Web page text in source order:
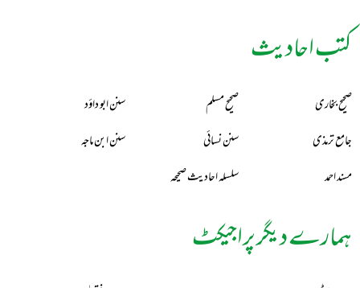
کتب احادیث
صحیح بخاری صحیح مسلم
سنن ابو داؤد
جامع ترمذی
سنن نسائی
سنن ابن ماجہ
مسند احمد
سلسلہ احادیث صحیحہ
ہمارے دیگر پراجیکٹ